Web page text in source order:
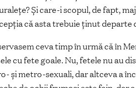
Și care-i scopul, de fapt,
că asta trebuie ținut departe
ceva timp în urmă că în
cu fete goale. Nu, fetele nu au
și metro-sexuali, dar altceva a